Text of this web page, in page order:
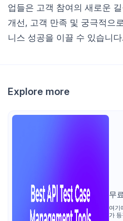
업들은 고객 참여의 새로운
개선, 고객 만족 및 궁극적으
니스 성공을 이끌 수 있습니다.
Explore more
무
테
여기
가